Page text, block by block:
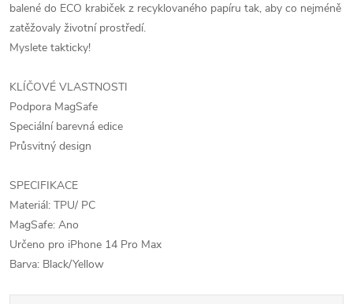
balené do ECO krabiček z recyklovaného papíru tak, aby co nejméně
zatěžovaly životní prostředí.
Myslete takticky!
KLÍČOVÉ VLASTNOSTI
Podpora MagSafe
Speciální barevná edice
Průsvitný design
SPECIFIKACE
Materiál: TPU/ PC
MagSafe: Ano
Určeno pro iPhone 14 Pro Max
Barva: Black/Yellow